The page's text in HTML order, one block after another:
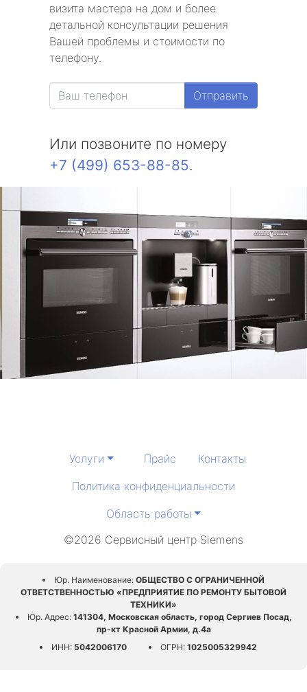
визита мастера на дом и более
детальной консультации решения
Вашей проблемы и стоимости по
телефону.
Отправить
Или позвоните по номеру
+7 (499) 653-88-85.
Услуги Прайс
Контакты
Политика конфиденциальности
Область работы
©2026 Сервисный центр Siemens
Юр. Наименование: ОБЩЕСТВО С ОГРАНИЧЕННОЙ
ОТВЕТСТВЕННОСТЬЮ «ПРЕДПРИЯТИЕ ПО РЕМОНТУ БЫТОВОЙ
ТЕХНИКИ»
Юр. Адрес:141304, Московская область, город Сергиев Посад,
пр-кт Красной Армии, д.4а
ИНН:5042006170 ОГРН:1025005329942